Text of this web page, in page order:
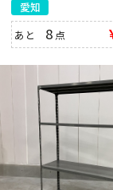
愛知
あと 8 点